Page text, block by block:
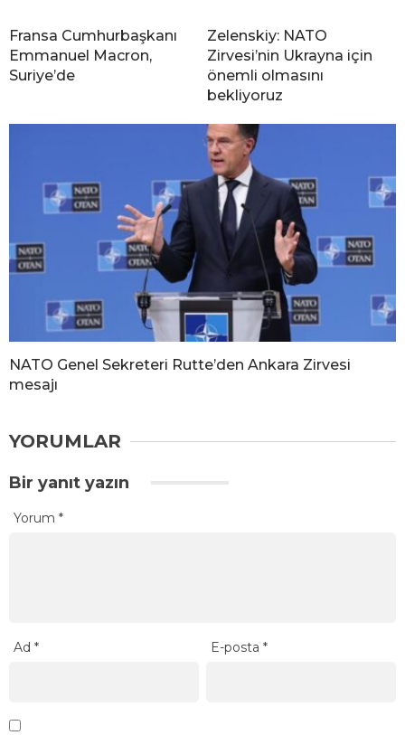
Fransa Cumhurbaşkanı
Emmanuel Macron,
Suriye’de
Zelenskiy: NATO
Zirvesi’nin Ukrayna için
önemli olmasını
bekliyoruz
NATO Genel Sekreteri Rutte’den Ankara Zirvesi
mesajı
YORUMLAR
Bir yanıt yazın
Yorum *
Ad * E-posta*